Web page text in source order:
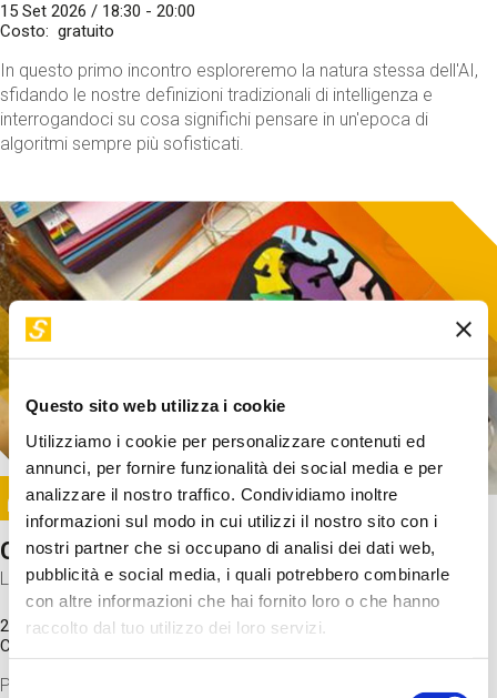
Questo sito web utilizza i cookie
Utilizziamo i cookie per personalizzare contenuti ed
annunci, per fornire funzionalità dei social media e per
analizzare il nostro traffico. Condividiamo inoltre
informazioni sul modo in cui utilizzi il nostro sito con i
nostri partner che si occupano di analisi dei dati web,
pubblicità e social media, i quali potrebbero combinarle
con altre informazioni che hai fornito loro o che hanno
raccolto dal tuo utilizzo dei loro servizi.
Selezione
15 Set 2026 / 18:30 - 20:00
Costo
gratuito
In questo primo incontro esploreremo la natura stessa dell'AI,
sfidando le nostre definizioni tradizionali di intelligenza e
interrogandoci su cosa significhi pensare in un'epoca di
algoritmi sempre più sofisticati.
Image
SUNDAY@STEP
Come funziona il cervello?
Laboratorio
20 Set 2026 / 11:15 - 13:00
Costo
Proveremo a costruire un cervello in cartoncino cercando di